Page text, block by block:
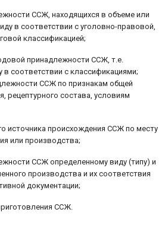
ССЖ, находящихся в объеме или
в соответствии с уголовно-правовой,
классификацией;
принадлежности ССЖ, т.е.
в соответствии с классификациями;
ССЖ по признакам общей
рецептурного состава, условиям
источника происхождения ССЖ по месту
или производства;
ССЖ определенному виду (типу) и
производства и их соответствия
документации;
ССЖ.